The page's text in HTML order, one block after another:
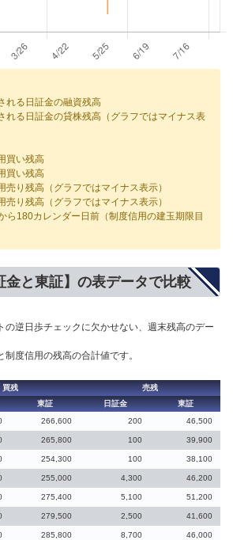
れる日証金の融資残高
れる日証金の貸株残高（グラフではマイナス表
買い残高
買い残高
売り残高（グラフではマイナス表示）
売り残高（グラフではマイナス表示）
ら180カレンダー日前（制度信用の建玉期限目
金と東証】の表データで比較
の逆日歩チェックに欠かせない、週末残高のデー
度信用の残高の合計値です。
買残
売残
東証 日証金
東証
266,600 200 46,500
265,800 100 39,900
254,300 100 38,100
255,000 4,300 46,200
275,400 5,100 51,200
279,500 2,500 41,600
285,800 8,700 46,000